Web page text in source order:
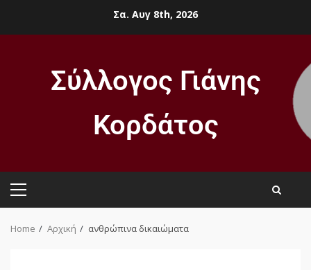
Σα. Αυγ 8th, 2026
Σύλλογος Γιάνης
Κορδάτος
Home Αρχική ανθρώπινα δικαιώματα